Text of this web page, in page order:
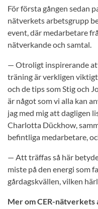
För första gången sedan
nätverkets arbetsgrupp
event, där medarbetare
nätverkande och samtal.
— Otroligt inspirerande
träning är verkligen
och de tips som Stig och
är något som vi alla kan
jag med mig att dagligen
Charlotta Dückhow,
befintliga medarbetare,
— Att träffas så här
miste på den energi som
gårdagskvällen, vilken
Mer om CER-